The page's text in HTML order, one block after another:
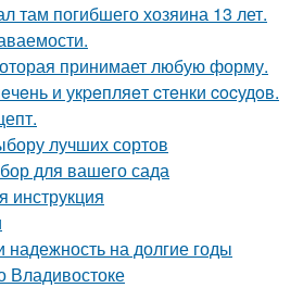
там погибшего хозяина 13 лет.
принимает любую форму.
и укpeпляeт cтeнки cocудoв.
лучших сортов
для вашего сада
инструкция
на долгие годы
Владивостоке